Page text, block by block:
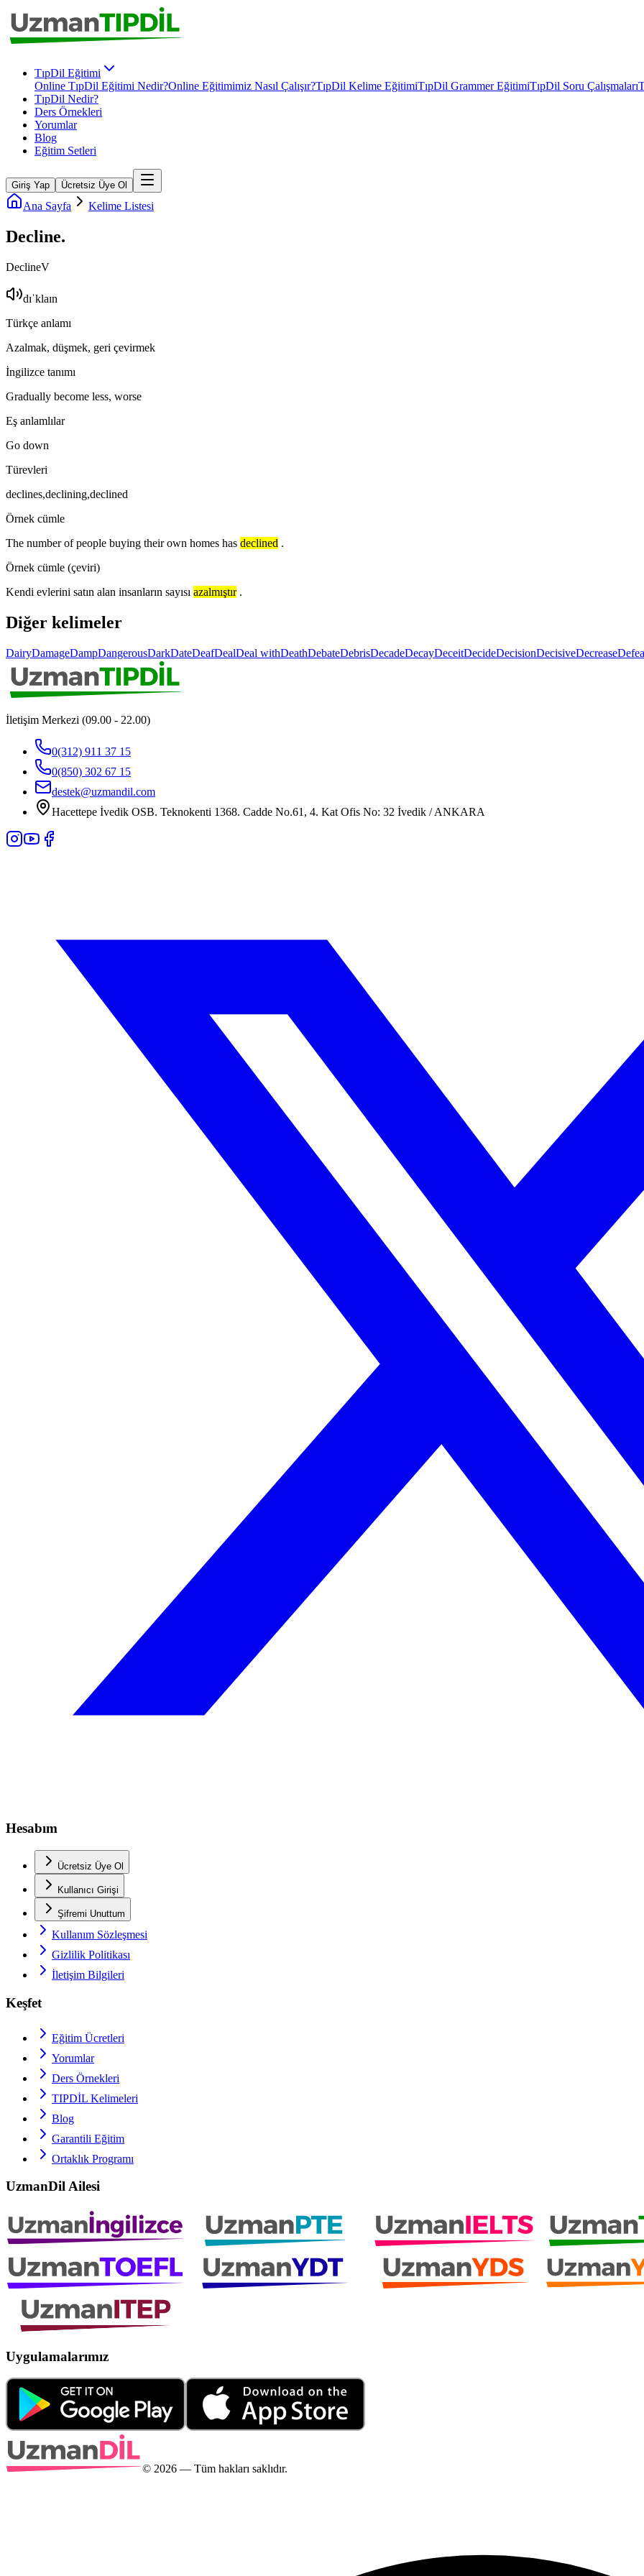
TıpDil Eğitimi
Online TıpDil Eğitimi Nedir?Online Eğitimimiz Nasıl Çalışır?TıpDil Kelime EğitimiTıpDil Grammer EğitimiTıpDil Soru Çalışmaları
TıpDil Nedir?
Ders Örnekleri
Yorumlar
Blog
Eğitim Setleri
Giriş Yap Ücretsiz Üye Ol
Ana Sayfa Kelime Listesi
Decline.
DeclineV
dɪˈklaɪn
Türkçe anlamı
Azalmak, düşmek, geri çevirmek
İngilizce tanımı
Gradually become less, worse
Eş anlamlılar
Go down
Türevleri
declines,declining,declined
Örnek cümle
The number of people buying their own homes has declined .
Örnek cümle (çeviri)
Kendi evlerini satın alan insanların sayısı azalmıştır .
Diğer kelimeler
DairyDamageDampDangerousDarkDateDeafDealDeal withDeathDebateDebrisDecadeDecayDeceitDecideDecisionDecisiveDecrease
İletişim Merkezi (09.00 - 22.00)
0(312) 911 37 15
0(850) 302 67 15
destek@uzmandil.com
Hacettepe İvedik OSB. Teknokenti 1368. Cadde No.61, 4. Kat Ofis No: 32 İvedik / ANKARA
Hesabım
Ücretsiz Üye Ol
Kullanıcı Girişi
Şifremi Unuttum
Kullanım Sözleşmesi
Gizlilik Politikası
İletişim Bilgileri
Keşfet
Eğitim Ücretleri
Yorumlar
Ders Örnekleri
TIPDİL Kelimeleri
Blog
Garantili Eğitim
Ortaklık Programı
UzmanDil Ailesi
Uygulamalarımız
© 2026 — Tüm hakları saklıdır.